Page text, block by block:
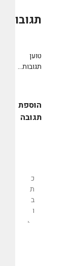
תגובות
טוען
תגובות...
הוספת
תגובה